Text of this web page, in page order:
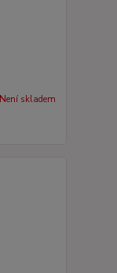
Není skladem